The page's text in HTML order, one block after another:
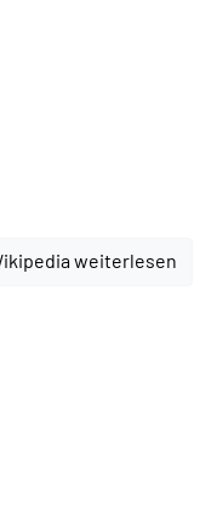
weiterlesen